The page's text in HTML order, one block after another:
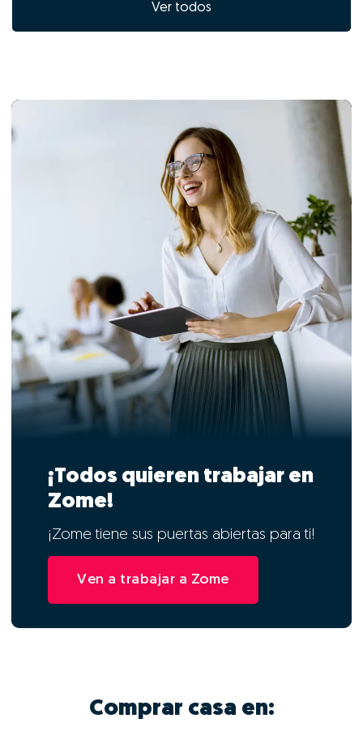
Ver todos
¡Todos quieren trabajar en
Zome!
¡Zome tiene sus puertas abiertas para ti!
Ven a trabajar a Zome
Comprar casa en: